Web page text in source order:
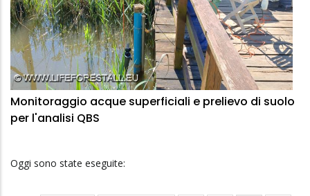
Monitoraggio acque superficiali e prelievo di suolo
per l'analisi QBS
Oggi sono state eseguite: